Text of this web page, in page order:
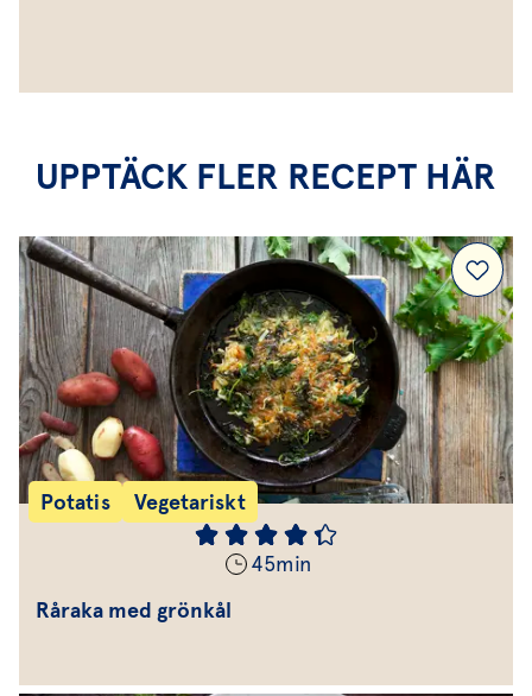
UPPTÄCK FLER RECEPT HÄR
Potatis Vegetariskt
45min
Råraka med grönkål